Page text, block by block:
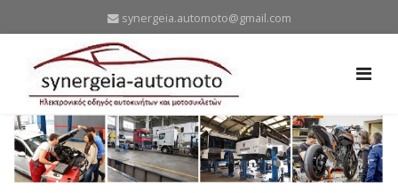
synergeia.automoto@gmail.com